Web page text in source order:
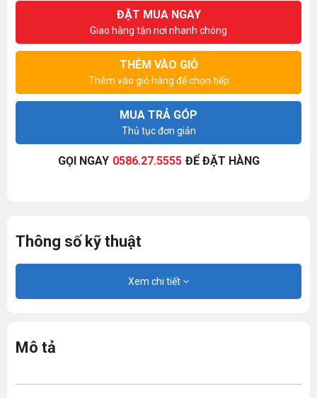
ĐẶT MUA NGAY
Giao hàng tận nơi nhanh chóng
THÊM VÀO GIỎ
Thêm vào giỏ hàng để chọn tiếp
MUA TRẢ GÓP
Thủ tục đơn giản
GỌI NGAY 0586.27.5555 ĐỂ ĐẶT HÀNG
Mô tả
Thông số kỹ thuật
Xem chi tiết